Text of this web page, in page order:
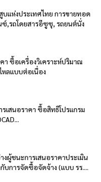
แห่งประเทศไทย การขายทอด
ซ์,รถโดยสารอีซูซุ, รถยนต์นั่ง
า ซื้อเครื่องวิเคราะห์ปริมาณ
หลแบบต่อเนื่อง
เสนอราคา ซื้อสิทธิโปรแกรม
งผู้ชนะการเสนอราคาประเมิน
บการจัดซื้อจัดจ้าง (แบบ รร....